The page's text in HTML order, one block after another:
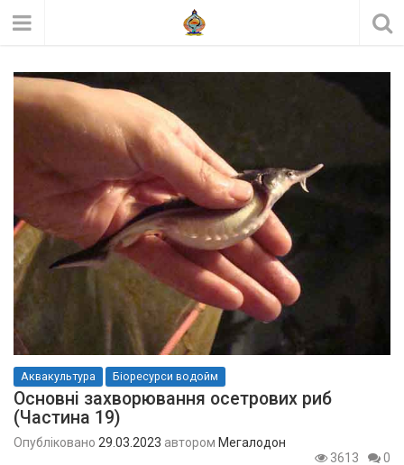
Аквакультура Біоресурси водойм
Основні захворювання осетрових риб
(Частина 19)
Опубліковано 29.03.2023 автором Мегалодон
3613
0